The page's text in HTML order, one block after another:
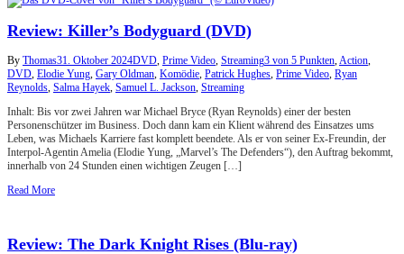
Review: Killer’s Bodyguard (DVD)
By Thomas31. Oktober 2024DVD Prime Video Streaming3 von 5 Punkten Action
DVD Elodie Yung Gary Oldman Komödie Patrick Hughes Prime Video Ryan
Reynolds Salma Hayek Samuel L. Jackson Streaming
Inhalt: Bis vor zwei Jahren war Michael Bryce (Ryan Reynolds) einer der besten
Personenschützer im Business. Doch dann kam ein Klient während des Einsatzes ums
Leben, was Michaels Karriere fast komplett beendete. Als er von seiner Ex-Freundin, der
Interpol-Agentin Amelia (Elodie Yung, „Marvel’s The Defenders“), den Auftrag bekommt,
innerhalb von 24 Stunden einen wichtigen Zeugen […]
Read More
Review: The Dark Knight Rises (Blu-ray)